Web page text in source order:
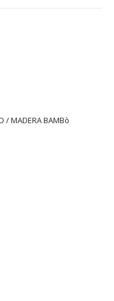
/ MADERA BAMBò